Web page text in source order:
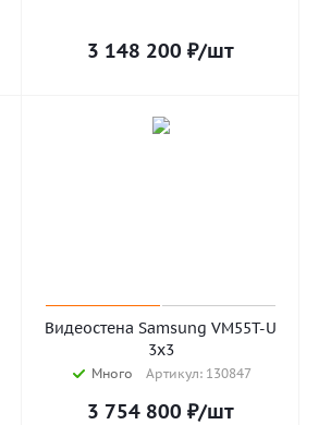
3 148 200 ₽/шт
Видеостена Samsung VM55T-U
3х3
Много Артикул: 130847
3 754 800 ₽/шт